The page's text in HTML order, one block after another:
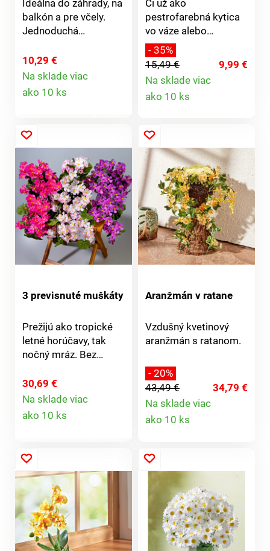
Ideálna do záhrady, na
balkón a pre včely.
Jednoduchá
doba kvitnutia!
10,29 €
Na sklade viac
ako 10 ks
Či už ako
pestrofarebná kytica
vo váze alebo
jednotlivo, zostávajú
rovnako svieže ako v
deň, keď boli
odrezané. 4 vetvičky
kvetov v rôznych
odtrhnuté. Ako pravé.
Dekoratívne ako
kytica aj jednotlivo.
- 35%
15,49 €
9,99 €
Na sklade viac
ako 10 ks
3 previsnuté muškáty
Prežijú ako tropické
letné horúčavy, tak
nočný mráz. Bez
Plast/textil, odolný
voči poveternostným
vplyvom. Dodávame
1xlila.
30,69 €
Na sklade viac
ako 10 ks
Aranžmán v ratane
Vzdušný kvetinový
aranžmán s ratanom.
- 20%
43,49 €
34,79 €
Na sklade viac
ako 10 ks